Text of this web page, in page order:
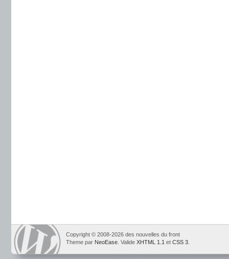
Copyright © 2008-2026 des nouvelles du front
Theme par NeoEase . Valide XHTML 1.1 et CSS 3